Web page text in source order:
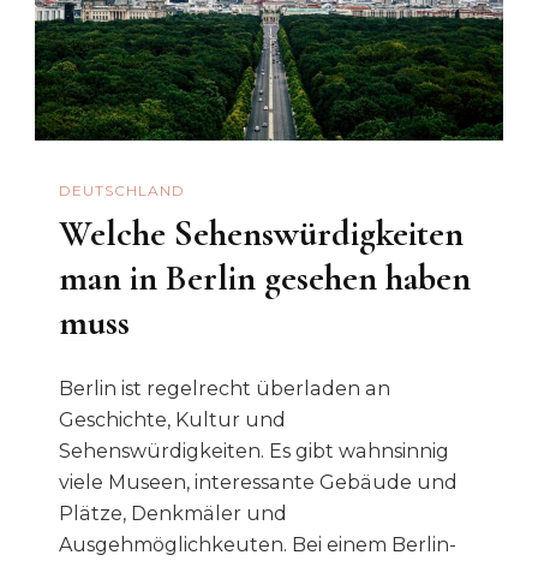
DEUTSCHLAND
Welche Sehenswürdigkeiten
man in Berlin gesehen haben
muss
Berlin ist regelrecht überladen an
Geschichte, Kultur und
Sehenswürdigkeiten. Es gibt wahnsinnig
viele Museen, interessante Gebäude und
Plätze, Denkmäler und
Ausgehmöglichkeuten. Bei einem Berlin-